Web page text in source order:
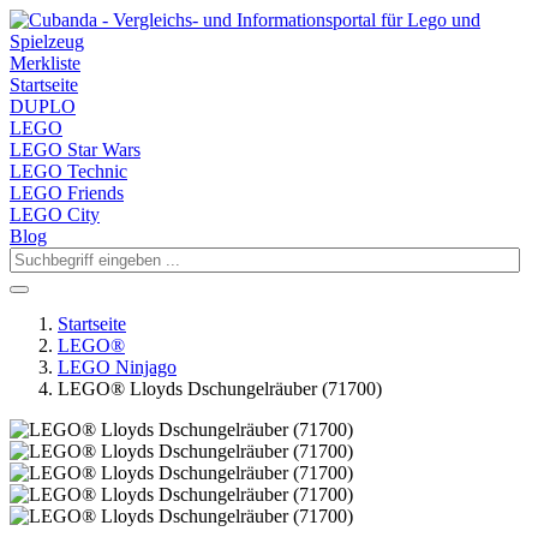
Merkliste
Startseite
DUPLO
LEGO
LEGO Star Wars
LEGO Technic
LEGO Friends
LEGO City
Blog
Startseite
LEGO®
LEGO Ninjago
LEGO® Lloyds Dschungelräuber (71700)